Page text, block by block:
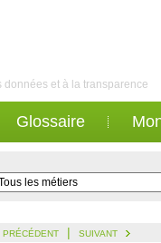
et à la transparence
Glossaire
PRÉCÉDENT | SUIVANT